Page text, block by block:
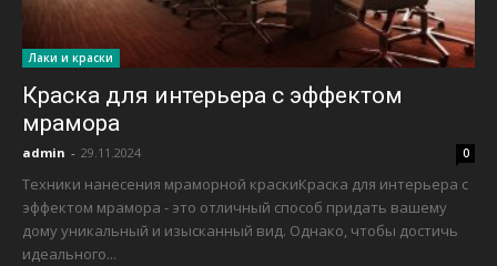
Лаки и краски
Краска для интерьера с эффектом
мрамора
admin - 29.11.2024 0
Техники нанесения мраморной краскиКраска для интерьера с
эффектом мрамора - это отличный способ придать вашему
дому уникальный и изысканный вид. Однако, чтобы достичь
идеального...